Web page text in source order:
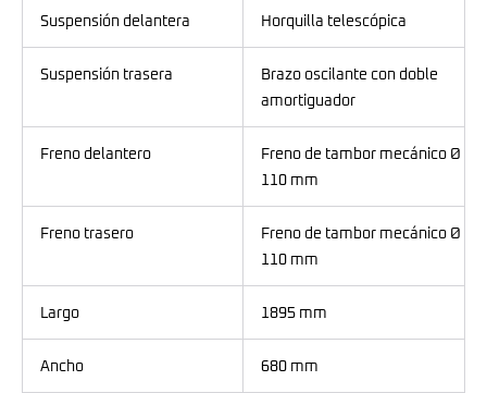
Suspensión delantera Horquilla telescópica
Suspensión trasera
Brazo oscilante con doble
amortiguador
Freno delantero
Freno de tambor mecánico Ø
110 mm
Freno trasero
Freno de tambor mecánico Ø
110 mm
Largo 1895 mm
Ancho 680 mm